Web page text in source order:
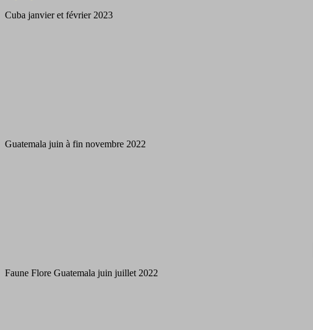
Cuba janvier et février 2023
Guatemala juin à fin novembre 2022
Faune Flore Guatemala juin juillet 2022